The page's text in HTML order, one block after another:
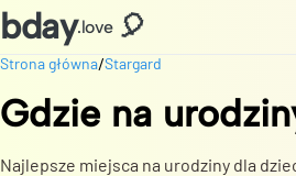
bday.love 🎈
Strona główna/Stargard
Gdzie na
Najlepsze miejsca na urodziny dla